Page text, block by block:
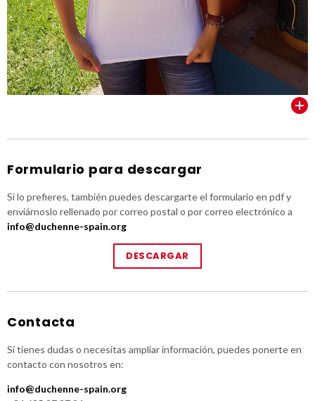
Formulario para descargar
Si lo prefieres, también puedes descargarte el formulario en pdf y
enviárnoslo rellenado por correo postal o por correo electrónico a
info@duchenne-spain.org
DESCARGAR
Contacta
Si tienes dudas o necesitas ampliar información, puedes ponerte en
contacto con nosotros en:
info@duchenne-spain.org